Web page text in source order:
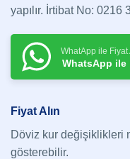
yapılır. İrtibat No: 0216
WhatApp ile Fiyat
WhatsApp ile
Fiyat Alın
Döviz kur değişiklikleri
gösterebilir.